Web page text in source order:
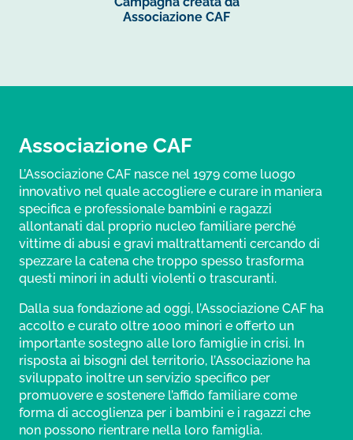
o
k p k
Associazione CAF
Associazione CAF
L’Associazione CAF nasce nel 1979 come luogo
innovativo nel quale accogliere e curare in maniera
specifica e professionale bambini e ragazzi
allontanati dal proprio nucleo familiare perché
vittime di abusi e gravi maltrattamenti cercando di
spezzare la catena che troppo spesso trasforma
questi minori in adulti violenti o trascuranti.
Dalla sua fondazione ad oggi, l’Associazione CAF ha
accolto e curato oltre 1000 minori e offerto un
importante sostegno alle loro famiglie in crisi. In
risposta ai bisogni del territorio, l’Associazione ha
sviluppato inoltre un servizio specifico per
promuovere e sostenere l’affido familiare come
forma di accoglienza per i bambini e i ragazzi che
non possono rientrare nella loro famiglia.